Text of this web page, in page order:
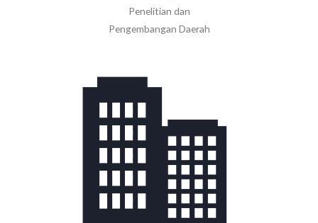
Penelitian dan
Pengembangan Daerah